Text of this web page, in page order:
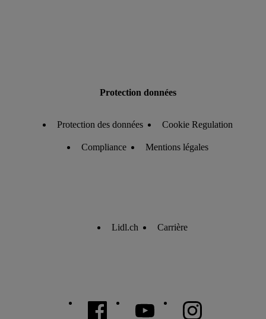
Protection données
Protection des données Cookie Regulation
Compliance Mentions légales
Lidl.ch Carrière